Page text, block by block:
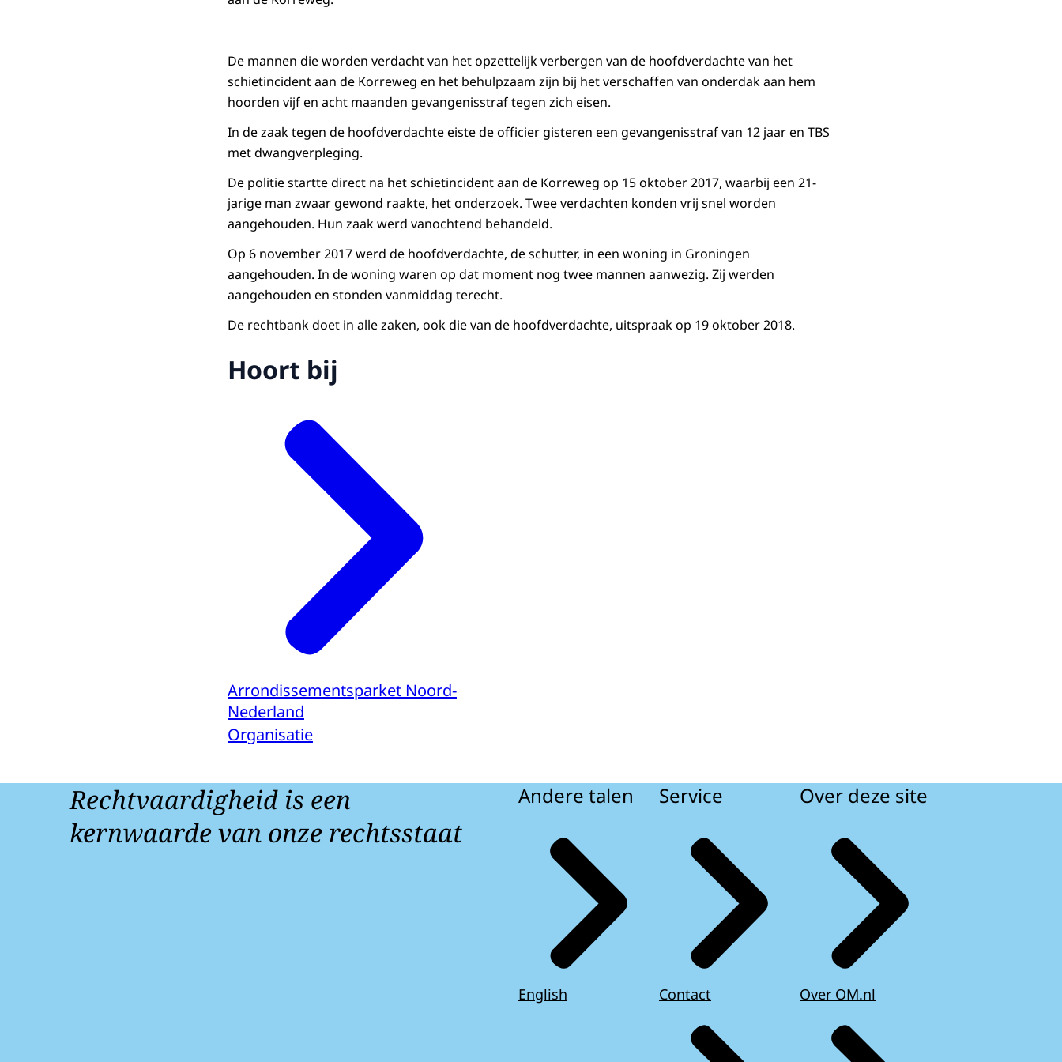
De mannen die worden verdacht van het opzettelijk verbergen van de hoofdverdachte van het
schietincident aan de Korreweg en het behulpzaam zijn bij het verschaffen van onderdak aan hem
hoorden vijf en acht maanden gevangenisstraf tegen zich eisen.
In de zaak tegen de hoofdverdachte eiste de officier gisteren een gevangenisstraf van 12 jaar en TBS
met dwangverpleging.
De politie startte direct na het schietincident aan de Korreweg op 15 oktober 2017, waarbij een 21-
jarige man zwaar gewond raakte, het onderzoek. Twee verdachten konden vrij snel worden
aangehouden. Hun zaak werd vanochtend behandeld.
Op 6 november 2017 werd de hoofdverdachte, de schutter, in een woning in Groningen
aangehouden. In de woning waren op dat moment nog twee mannen aanwezig. Zij werden
aangehouden en stonden vanmiddag terecht.
De rechtbank doet in alle zaken, ook die van de hoofdverdachte, uitspraak op 19 oktober 2018.
Hoort bij
Arrondissementsparket Noord-
Nederland
Organisatie
Rechtvaardigheid is een
kernwaarde van onze rechtsstaat
Andere talen
English
Service
Contact
Over deze site
Over OM.nl